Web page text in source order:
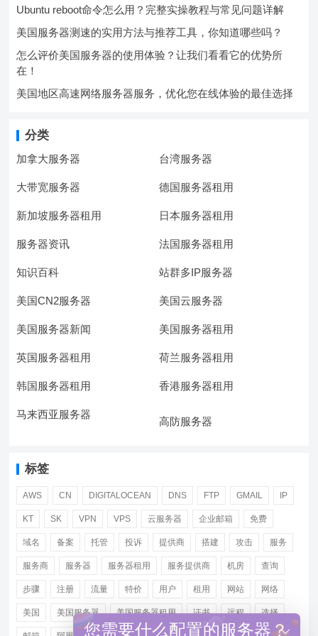
Ubuntu reboot命令怎么用？完整实操教程与常见问题详解
美国服务器测速的实用方法与推荐工具，你知道哪些吗？
怎么评价美国服务器的使用体验？让我们看看它的优势所
在！
美国地区高速网络服务器服务，优化您在线体验的最佳选择
分类
加拿大服务器 台湾服务器
大带宽服务器 德国服务器租用
新加坡服务器租用 日本服务器租用
服务器资讯 法国服务器租用
知识百科 站群多IP服务器
美国CN2服务器 美国云服务器
美国服务器新闻 美国服务器租用
英国服务器租用 荷兰服务器租用
韩国服务器租用 香港服务器租用
马来西亚服务器
高防服务器
标签
AWS CN DIGITALOCEAN DNS FTP GMAIL IP
KT SK VPN VPS 云服务器 企业邮箱 免费
域名 备案 托管 投诉 提供商 搭建 攻击 服务
服务商 服务器 服务器租用 服务提供商 机房 查询
步骤 注册 流量 特价 用户 租用 网站 网络
美国 美国服务器 美国服务器租用 证书 远程 选择
您需要什么配置的服务器？